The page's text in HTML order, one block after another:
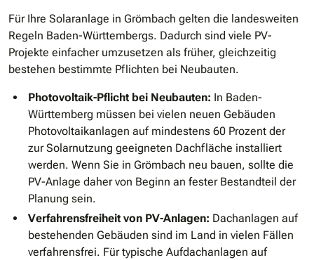
Für Ihre Solaranlage in Grömbach gelten die landesweiten
Regeln Baden-Württembergs. Dadurch sind viele PV-
Projekte einfacher umzusetzen als früher, gleichzeitig
bestehen bestimmte Pflichten bei Neubauten.
Photovoltaik-Pflicht bei Neubauten: In Baden-
Württemberg müssen bei vielen neuen Gebäuden
Photovoltaikanlagen auf mindestens 60 Prozent der
zur Solarnutzung geeigneten Dachfläche installiert
werden. Wenn Sie in Grömbach neu bauen, sollte die
PV-Anlage daher von Beginn an fester Bestandteil der
Planung sein.
Verfahrensfreiheit von PV-Anlagen: Dachanlagen auf
bestehenden Gebäuden sind im Land in vielen Fällen
verfahrensfrei. Für typische Aufdachanlagen auf